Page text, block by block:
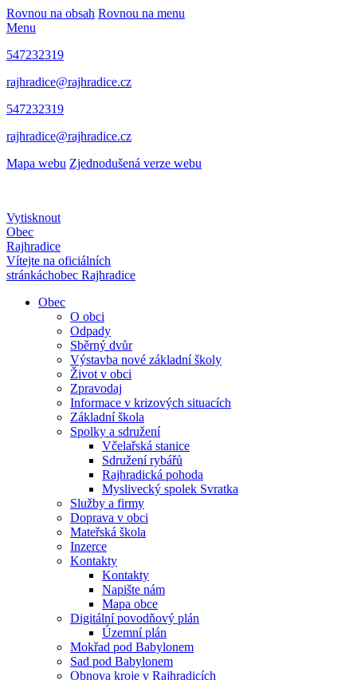
Rovnou na obsah Rovnou na menu
Menu
547232319
rajhradice@rajhradice.cz
547232319
rajhradice@rajhradice.cz
Mapa webu Zjednodušená verze webu
Vytisknout
Obec
Rajhradice
Vítejte na oficiálních
stránkáchobec Rajhradice
Obec
O obci
Odpady
Sběrný dvůr
Výstavba nové základní školy
Život v obci
Zpravodaj
Informace v krizových situacích
Základní škola
Spolky a sdružení
Včelařská stanice
Sdružení rybářů
Rajhradická pohoda
Myslivecký spolek Svratka
Služby a firmy
Doprava v obci
Mateřská škola
Inzerce
Kontakty
Kontakty
Napište nám
Mapa obce
Digitální povodňový plán
Územní plán
Mokřad pod Babylonem
Sad pod Babylonem
Obnova kroje v Rajhradicích